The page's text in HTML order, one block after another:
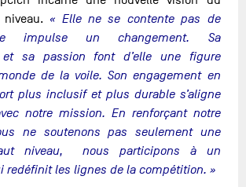
« Elle ne se contente pas de
impulse un changement. Sa
et sa passion font d’elle une figure
de la voile. Son engagement en
plus inclusif et plus durable s’aligne
notre mission. En renforçant notre
ne soutenons pas seulement une
niveau, nous participons à un
redéfinit les lignes de la compétition. »